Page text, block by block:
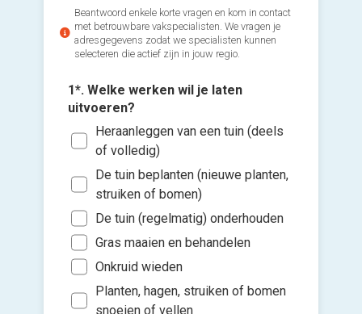
Beantwoord enkele korte vragen en kom in contact
met betrouwbare vakspecialisten. We vragen je
adresgegevens zodat we specialisten kunnen
selecteren die actief zijn in jouw regio.
1*. Welke werken wil je laten
uitvoeren?
Heraanleggen van een tuin (deels
of volledig)
De tuin beplanten (nieuwe planten,
struiken of bomen)
De tuin (regelmatig) onderhouden
Gras maaien en behandelen
Onkruid wieden
Planten, hagen, struiken of bomen
snoeien of vellen